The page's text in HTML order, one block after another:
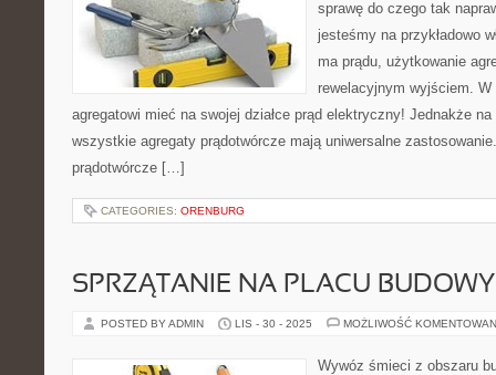
sprawę do czego tak
jesteśmy na przykładowo
ma prądu, użytkowanie
rewelacyjnym wyjściem.
agregatowi mieć na swojej działce prąd elektryczny! Jednakże
wszystkie agregaty prądotwórcze mają uniwersalne
prądotwórcze […]
CATEGORIES: ORENBURG
SPRZĄTANIE NA PLACU
POSTED BY ADMIN LIS - 30 - 2025 MOŻLIWOŚĆ
Wywóz śmieci z obszaru